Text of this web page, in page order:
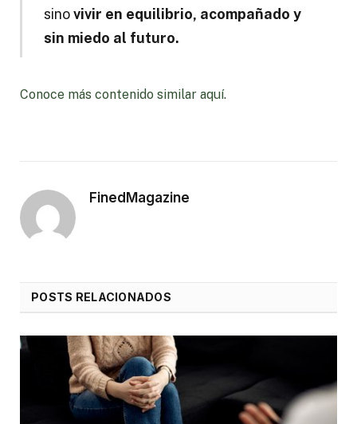
sinovivir en equilibrio, acompañado y
sin miedo al futuro.
Conoce más contenido similar aquí.
FinedMagazine
POSTS RELACIONADOS